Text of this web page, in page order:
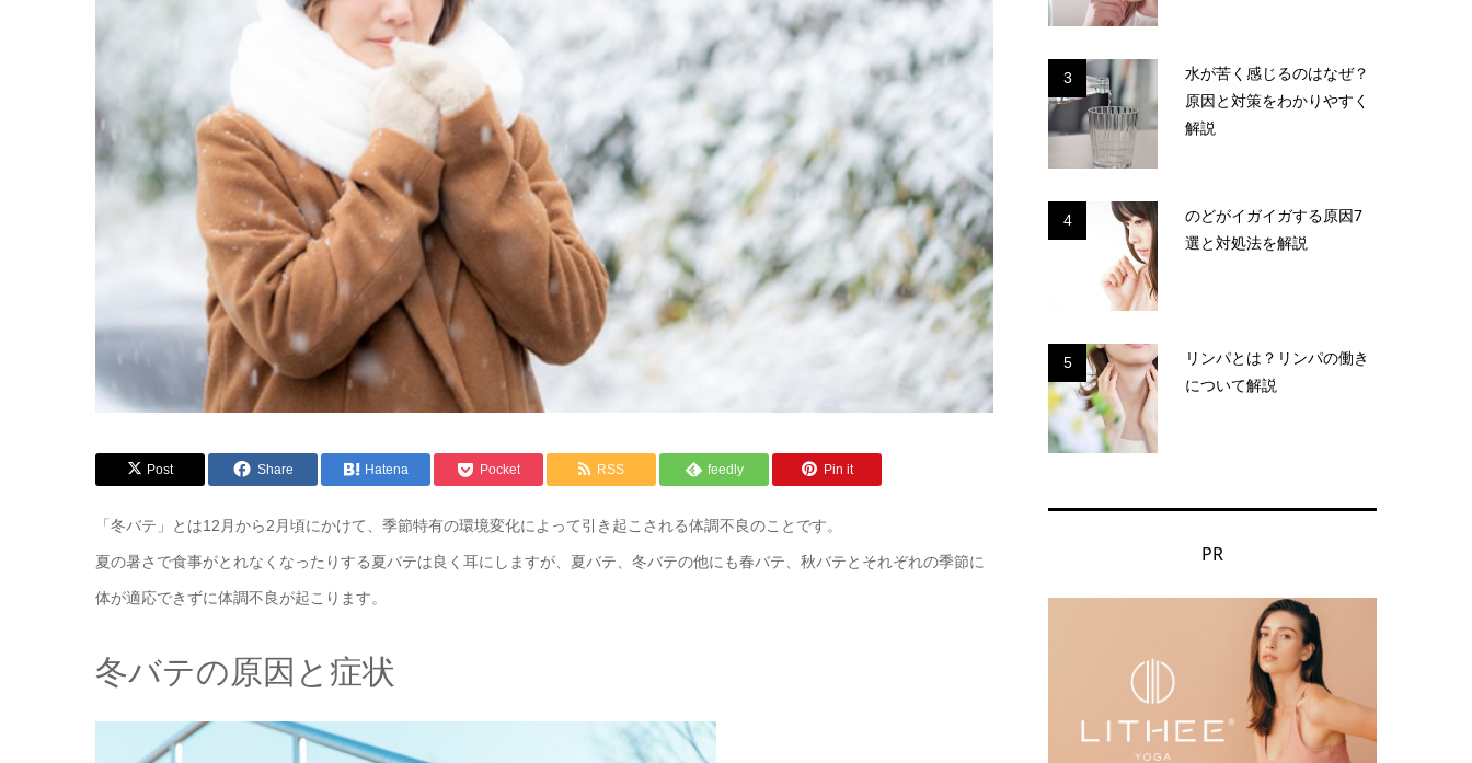
Post Share Hatena Pocket RSS feedly Pin it
「冬バテ」とは12月から2月頃にかけて、季節特有の環境変化によって引き起こされる体調不良のことです。
夏の暑さで食事がとれなくなったりする夏バテは良く耳にしますが、夏バテ、冬バテの他にも春バテ、秋バテとそれぞれの季節に
体が適応できずに体調不良が起こります。
冬バテの原因と症状
3
水が苦く感じるのはなぜ？
原因と対策をわかりやすく
解説
4
のどがイガイガする原因7
選と対処法を解説
5
リンパとは？リンパの働き
について解説
PR